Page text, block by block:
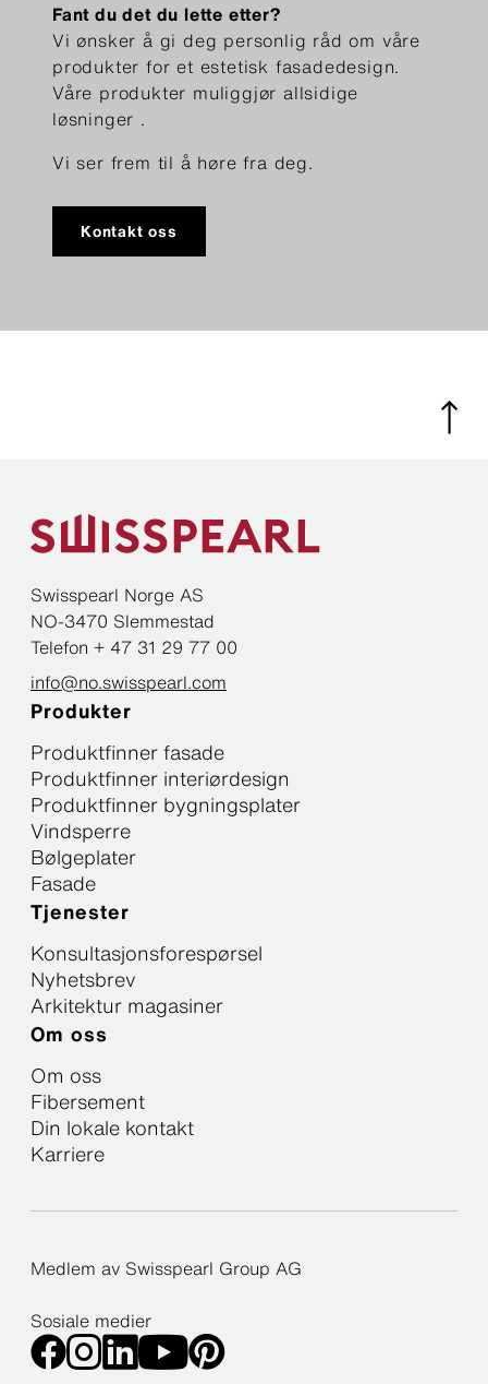
Fant du det du lette etter?
Vi ønsker å gi deg personlig råd om våre
produkter for et estetisk fasadedesign.
Våre produkter muliggjør allsidige
løsninger .
Vi ser frem til å høre fra deg.
Kontakt oss
Swisspearl Norge AS
NO-3470 Slemmestad
Telefon + 47 31 29 77 00
info@no.swisspearl.com
Produkter
Produktfinner fasade
Produktfinner interiørdesign
Produktfinner bygningsplater
Vindsperre
Bølgeplater
Fasade
Tjenester
Konsultasjonsforespørsel
Nyhetsbrev
Arkitektur magasiner
Om oss
Om oss
Fibersement
Din lokale kontakt
Karriere
Medlem av Swisspearl Group AG
Sosiale medier